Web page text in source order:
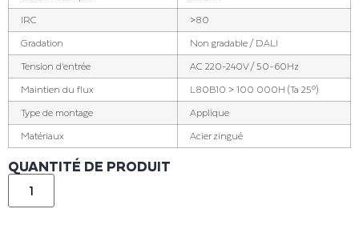
IRC >80
Gradation Non gradable / DALI
Tension d'entrée AC 220-240V / 50-60Hz
Maintien du flux L80B10 > 100 000H (Ta 25°)
Type de montage Applique
Matériaux Acier zingué
QUANTITÉ DE PRODUIT